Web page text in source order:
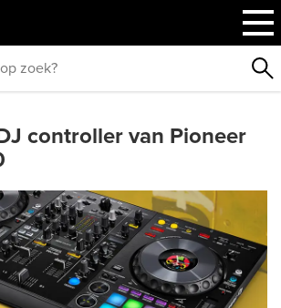
controller van Pioneer